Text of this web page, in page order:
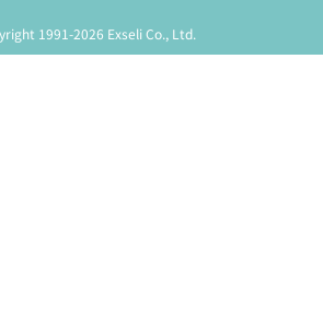
1991-2026 Exseli Co., Ltd.